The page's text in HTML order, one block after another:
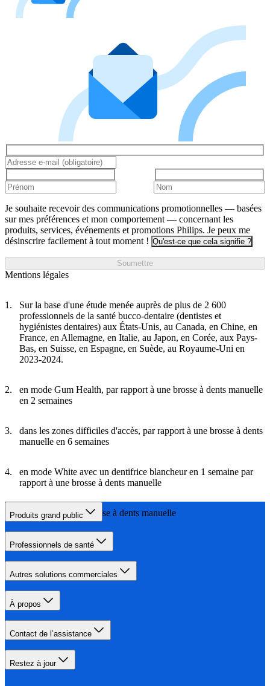
Je souhaite recevoir des communications promotionnelles — basées
sur mes préférences et mon comportement — concernant les
produits, services, événements et promotions Philips. Je peux me
désinscrire facilement à tout moment ! Qu'est-ce que cela signifie ?
Soumettre
Mentions légales
Sur la base d'une étude menée auprès de plus de 2 600
professionnels de la santé bucco-dentaire (dentistes et
hygiénistes dentaires) aux États-Unis, au Canada, en Chine, en
France, en Allemagne, en Italie, au Japon, en Corée, aux Pays-
Bas, en Suisse, en Espagne, en Suède, au Royaume-Uni en
2023-2024.
en mode Gum Health, par rapport à une brosse à dents manuelle
en 2 semaines
dans les zones difficiles d'accès, par rapport à une brosse à dents
manuelle en 6 semaines
en mode White avec un dentifrice blancheur en 1 semaine par
rapport à une brosse à dents manuelle
par rapport à une brosse à dents manuelle
Produits grand public
Professionnels de santé
Autres solutions commerciales
À propos
Contact de l’assistance
Restez à jour